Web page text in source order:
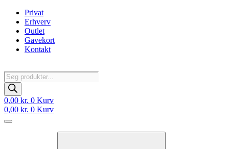
Videre
indhold
Privat
Erhverv
Outlet
Gavekort
Kontakt
Products
search
0,00 kr. 0 Kurv
0,00 kr. 0 Kurv